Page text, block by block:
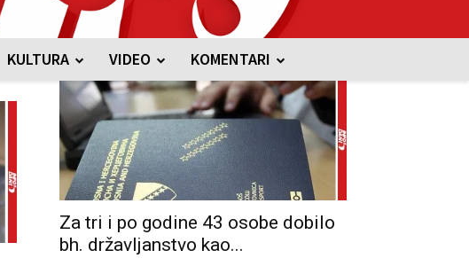
KULTURA VIDEO KOMENTARI
Za tri i po godine 43 osobe dobilo
bh. državljanstvo kao...